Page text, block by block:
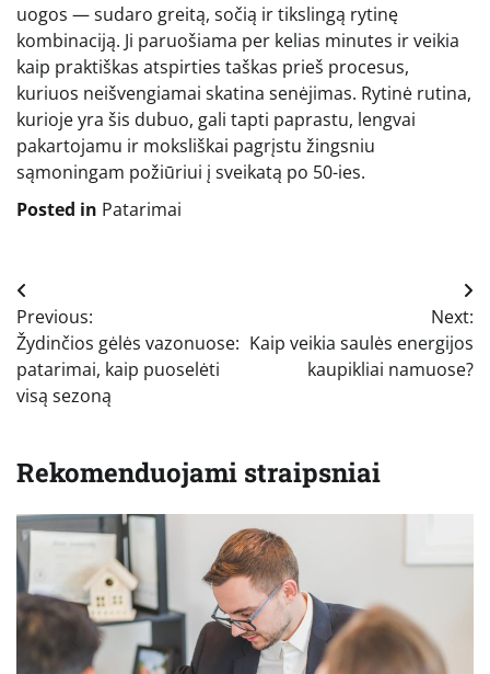
uogos — sudaro greitą, sočią ir tikslingą rytinę
kombinaciją. Ji paruošiama per kelias minutes ir veikia
kaip praktiškas atspirties taškas prieš procesus,
kuriuos neišvengiamai skatina senėjimas. Rytinė rutina,
kurioje yra šis dubuo, gali tapti paprastu, lengvai
pakartojamu ir moksliškai pagrįstu žingsniu
sąmoningam požiūriui į sveikatą po 50-ies.
Posted in Patarimai
Navigacija
tarp
įrašų
Previous:
Žydinčios gėlės vazonuose:
patarimai, kaip puoselėti
visą sezoną
Next:
Kaip veikia saulės energijos
kaupikliai namuose?
Rekomenduojami straipsniai